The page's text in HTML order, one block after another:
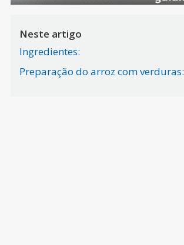
Neste artigo
Ingredientes:
Preparação do arroz com verduras: